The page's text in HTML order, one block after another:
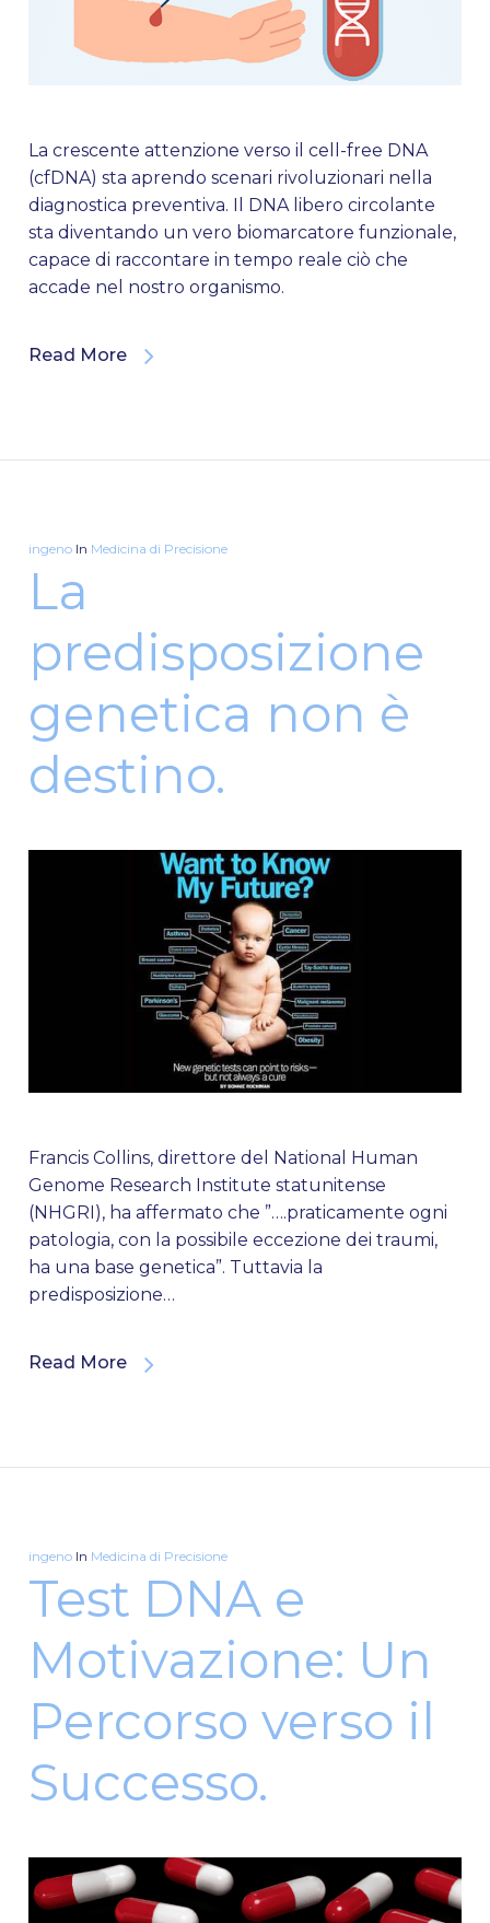
La crescente attenzione verso il cell-free DNA
(cfDNA) sta aprendo scenari rivoluzionari nella
diagnostica preventiva. Il DNA libero circolante
sta diventando un vero biomarcatore funzionale,
capace di raccontare in tempo reale ciò che
accade nel nostro organismo.
Read More
ingeno In Medicina di Precisione
La
predisposizione
genetica non è
destino.
Francis Collins, direttore del National Human
Genome Research Institute statunitense
(NHGRI), ha affermato che ”….praticamente ogni
patologia, con la possibile eccezione dei traumi,
ha una base genetica”. Tuttavia la
predisposizione…
Read More
ingeno In Medicina di Precisione
Test DNA e
Motivazione: Un
Percorso verso il
Successo.